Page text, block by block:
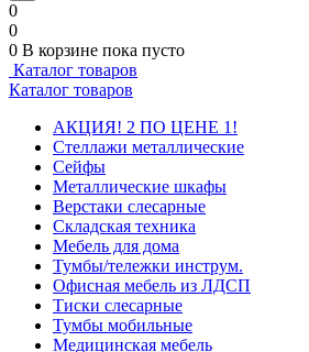
0
0
0 В корзине пока пусто
Каталог товаров
Каталог товаров
АКЦИЯ! 2 ПО ЦЕНЕ 1!
Стеллажи металлические
Сейфы
Металлические шкафы
Верстаки слесарные
Складская техника
Мебель для дома
Тумбы/тележки инструм.
Офисная мебель из ЛДСП
Тиски слесарные
Тумбы мобильные
Медицинская мебель